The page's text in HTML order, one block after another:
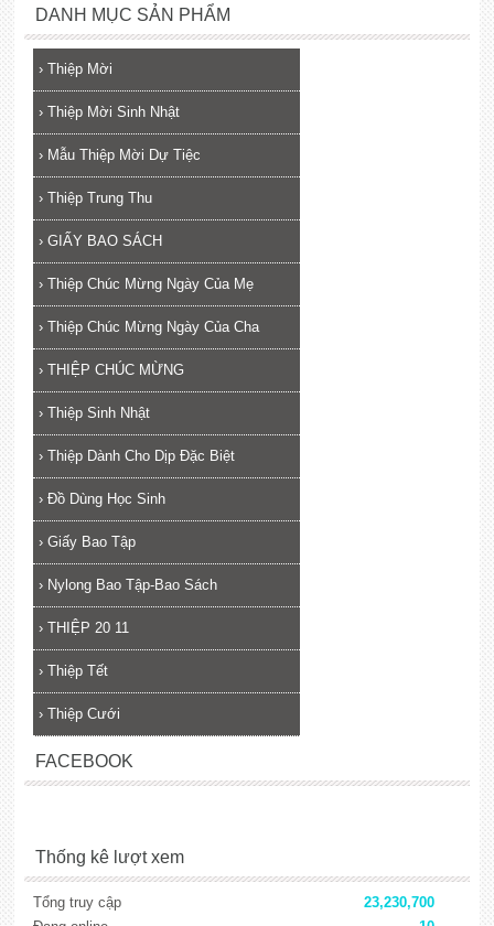
DANH MỤC SẢN PHẨM
› Thiệp Mời
› Thiệp Mời Sinh Nhật
› Mẫu Thiệp Mời Dự Tiệc
› Thiệp Trung Thu
› GIẤY BAO SÁCH
› Thiệp Chúc Mừng Ngày Của Mẹ
› Thiệp Chúc Mừng Ngày Của Cha
› THIỆP CHÚC MỪNG
› Thiệp Sinh Nhật
› Thiệp Dành Cho Dịp Đặc Biệt
› Đồ Dùng Học Sinh
› Giấy Bao Tập
› Nylong Bao Tập-Bao Sách
› THIỆP 20 11
› Thiệp Tết
› Thiệp Cưới
FACEBOOK
Thống kê lượt xem
Tổng truy cập
23,230,700